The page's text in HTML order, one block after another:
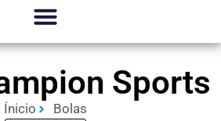
Sports
Ínicio Bolas